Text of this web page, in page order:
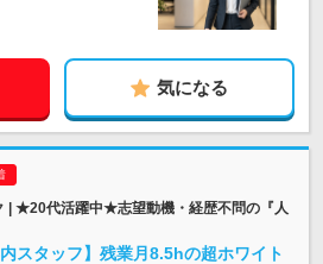
気になる
| ★20代活躍中★志望動機・経歴不問の『人
スタッフ】残業月8.5hの超ホワイト